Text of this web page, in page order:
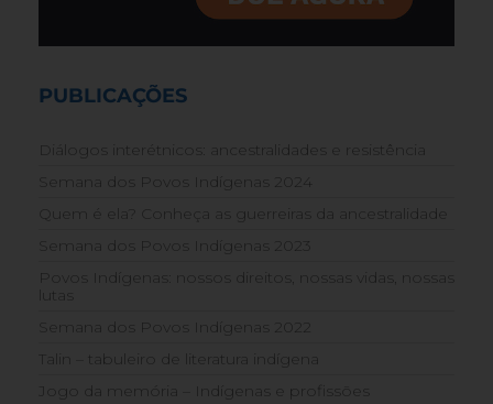
PUBLICAÇÕES
Diálogos interétnicos: ancestralidades e resistência
Semana dos Povos Indígenas 2024
Quem é ela? Conheça as guerreiras da ancestralidade
Semana dos Povos Indígenas 2023
Povos Indígenas: nossos direitos, nossas vidas, nossas
lutas
Semana dos Povos Indígenas 2022
Talin – tabuleiro de literatura indígena
Jogo da memória – Indígenas e profissões